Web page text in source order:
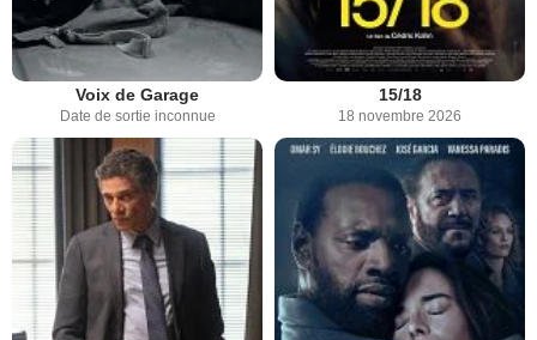
Voix de Garage
Date de sortie inconnue
15/18
18 novembre 2026